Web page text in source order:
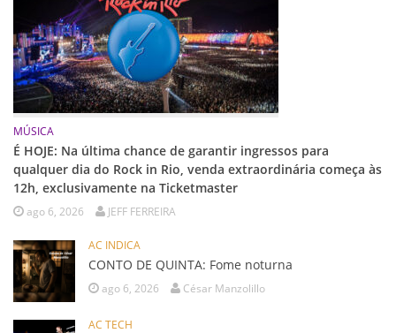
MÚSICA
É HOJE: Na última chance de garantir ingressos para
qualquer dia do Rock in Rio, venda extraordinária começa às
12h, exclusivamente na Ticketmaster
ago 6, 2026 JEFF FERREIRA
AC INDICA
CONTO DE QUINTA: Fome noturna
ago 6, 2026 César Manzolillo
AC TECH